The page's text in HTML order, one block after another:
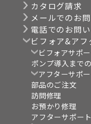
カタログ請求
メールでのお
電話でのお問
ビフォア&アフ
ビフォアサポ
ポンプ導入まで
アフターサポ
部品のご注文
訪問修理
お預かり修理
アフターサポー